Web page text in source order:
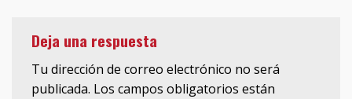
Deja una respuesta
Tu dirección de correo electrónico no será
publicada. Los campos obligatorios están